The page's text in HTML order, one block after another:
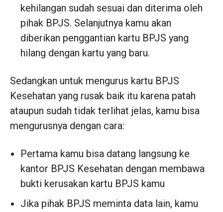
kehilangan sudah sesuai dan diterima oleh
pihak BPJS. Selanjutnya kamu akan
diberikan penggantian kartu BPJS yang
hilang dengan kartu yang baru.
Sedangkan untuk mengurus kartu BPJS
Kesehatan yang rusak baik itu karena patah
ataupun sudah tidak terlihat jelas, kamu bisa
mengurusnya dengan cara:
Pertama kamu bisa datang langsung ke
kantor BPJS Kesehatan dengan membawa
bukti kerusakan kartu BPJS kamu
Jika pihak BPJS meminta data lain, kamu